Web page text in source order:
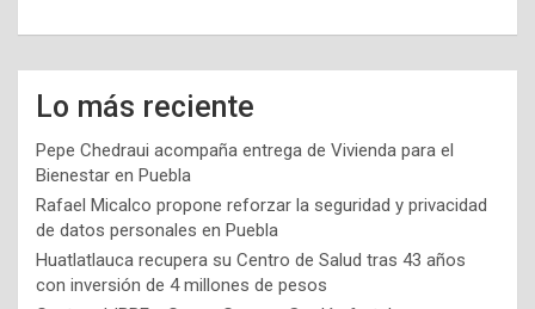
Lo más reciente
Pepe Chedraui acompaña entrega de Vivienda para el
Bienestar en Puebla
Rafael Micalco propone reforzar la seguridad y privacidad
de datos personales en Puebla
Huatlatlauca recupera su Centro de Salud tras 43 años
con inversión de 4 millones de pesos